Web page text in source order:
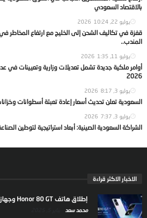
بالاقتصاد السعودي
يوليو 22, 2026 10:24
قفزة في تكاليف الشحن إلى الخليج مع ارتفاع المخاطر
المندب..
يوليو 11, 2026 1:35
أوامر ملكية جديدة تشمل تعديلات وزارية وتعيينات في
2026
يوليو 3, 2026 8:17
السعودية تعلن تحديث أسعار إعادة تعبئة أسطوانات
يوليو 3, 2026 7:37
الشراكة السعودية الصينية: أبعاد استراتيجية لتوطين
الاخبار الاكثر قراءة
إطلاق هاتف Honor 80 GT وجهاز لوحي جديد
محمد سعد